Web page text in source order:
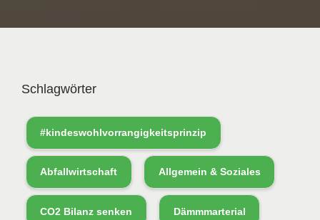
Schlagwörter
#kindeswohlvorrangigkeitsprinzip
Abfallwirtschaft Allgemein & Soziales
CO2 Bilanz senken Dämmmarterial